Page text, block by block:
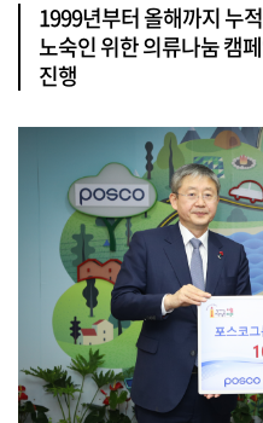
1999년부터 올해까지 누
노숙인 위한 의류나눔 캠
진행